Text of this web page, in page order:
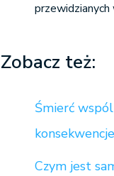
Zobacz też:
Śmierć
Czym jest